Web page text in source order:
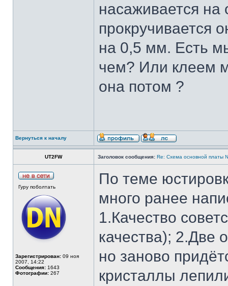
насаживается на
прокручивается
на 0,5 мм. Есть
чем? Или клеем
она потом ?
Вернуться к началу
UT2FW Заголовок сообщения: Re: Cхема основной платы
Гуру поболтать
Зарегистрирован: 09 ноя
2007, 14:22
Сообщения: 1643
Фотографии: 267
По теме
много ранее
1.Качество
качества);
но заново
кристаллы